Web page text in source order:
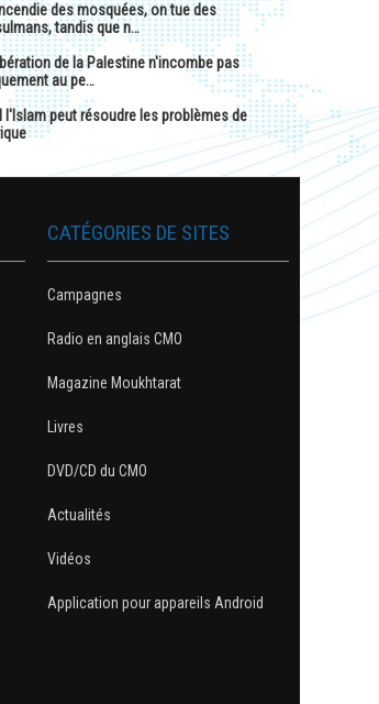
des mosquées, on tue des
tandis que n…
de la Palestine n'incombe pas
au pe…
l'Islam peut résoudre les problèmes de
CATÉGORIES DE SITES
Campagnes
Radio en anglais CMO
Magazine Moukhtarat
Livres
DVD/CD du CMO
Actualités
Vidéos
Application pour appareils Android